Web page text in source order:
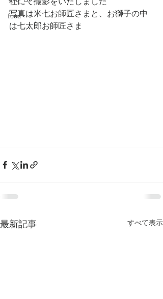
food
写真は米七お師匠さまと、お獅子の中
は七太郎お師匠さま
最新記事 すべて表示